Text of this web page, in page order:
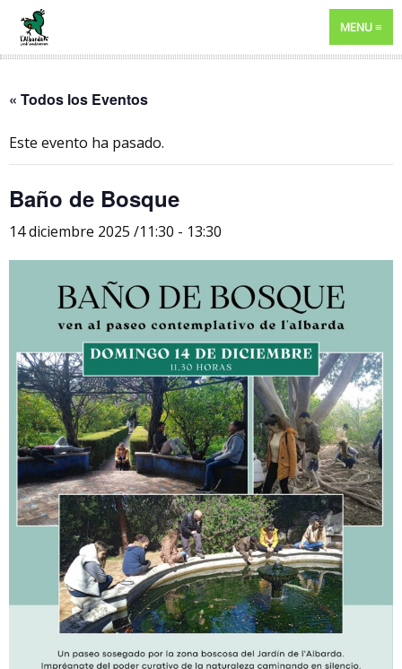
MENU
« Todos los Eventos
Este evento ha pasado.
Baño de Bosque
14 diciembre 2025 /11:30 - 13:30